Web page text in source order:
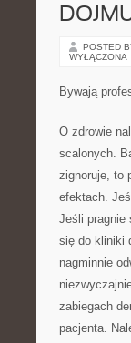
POSTED
WYŁĄCZONA
Bywają
O zdrowie
scalonych.
zignoruje, to
efektach.
Jeśli pragnie
się do kliniki
nagminnie
zabiegach
pacjenta.